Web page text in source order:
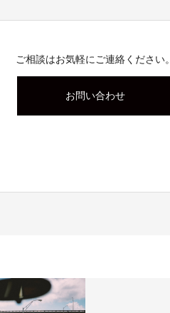
ご相談はお気軽にご連絡ください。
お問い合わせ